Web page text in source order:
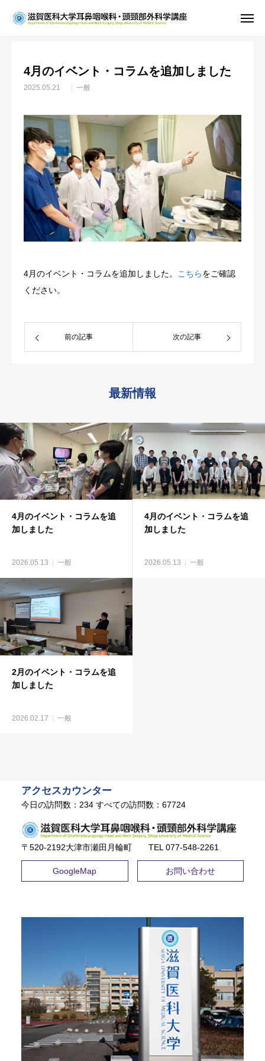
お知らせ 一般 4月のイベント・コラムを追加しました
4月のイベント・コラムを追加しました
2025.05.21 一般
4月のイベント・コラムを追加しました。 こちらをご確認
ください。
前の記事 次の記事
最新情報
4月のイベント・コラムを追
加しました
2026.05.13 一般
4月のイベント・コラムを追
加しました
2026.05.13 一般
2月のイベント・コラムを追
加しました
2026.02.17 一般
アクセスカウンター
今日の訪問数： 234すべての訪問数： 67724
〒520-2192大津市瀬田月輪町 TEL ​077-548-2261
GoogleMap お問い合わせ
教室紹介
研究
学生・研修医の方
お知らせ